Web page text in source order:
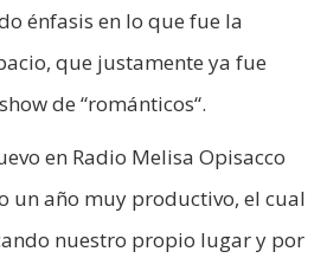
énfasis en lo que fue la
que justamente ya fue
de “románticos“.
en Radio Melisa Opisacco
un año muy productivo, el cual
nuestro propio lugar y por